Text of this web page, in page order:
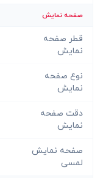
صفحه نمایش
قطر صفحه
نمایش
نوع صفحه
نمایش
دقت صفحه
نمایش
صفحه نمایش
لمسی